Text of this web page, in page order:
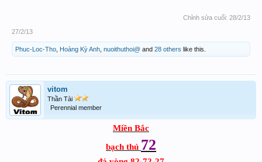
Chỉnh sửa cuối: 28/2/13
27/2/13
Phuc-Loc-Tho Hoàng Kỳ Anh nuoithuthoi@ and 28 others like this.
vitom
Thần Tài
Perennial member
Miền Bắc
bạch thủ 72